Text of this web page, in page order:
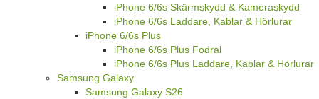
iPhone 6/6s Skärmskydd & Kameraskydd
iPhone 6/6s Laddare, Kablar & Hörlurar
iPhone 6/6s Plus
iPhone 6/6s Plus Fodral
iPhone 6/6s Plus Laddare, Kablar & Hörlurar
Samsung Galaxy
Samsung Galaxy S26